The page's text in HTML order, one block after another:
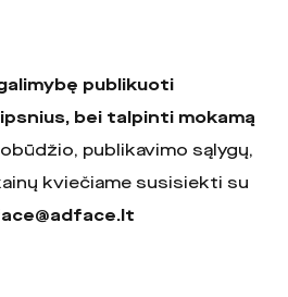
publikuoti
bei talpinti mokamą
publikavimo sąlygų,
kviečiame susisiekti su